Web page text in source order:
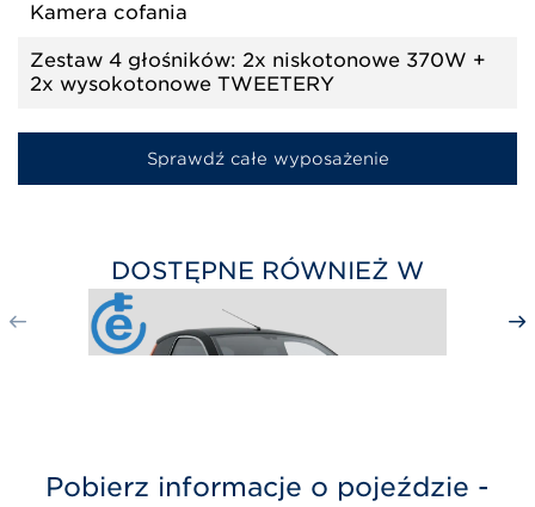
Kamera cofania
Zestaw 4 głośników: 2x niskotonowe 370W +
2x wysokotonowe TWEETERY
Sprawdź całe wyposażenie
DOSTĘPNE RÓWNIEŻ W
Pobierz informacje o pojeździe -